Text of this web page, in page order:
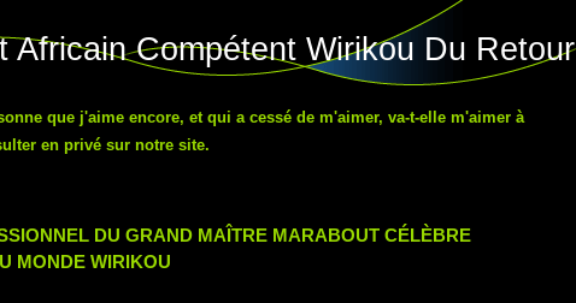
Africain Compétent Wirikou Du Retour
que j'aime encore, et qui a cessé de m'aimer, va-t-elle m'aimer à
en privé sur notre site.
DU GRAND MAÎTRE MARABOUT CÉLÈBRE
MONDE WIRIKOU